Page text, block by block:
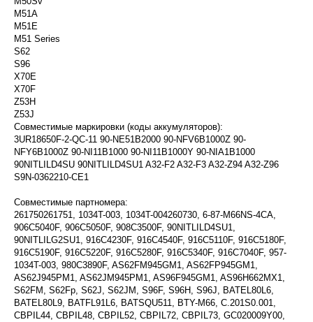
M51A
M51E
M51 Series
S62
S96
X70E
X70F
Z53H
Z53J
Совместимые маркировки (коды аккумуляторов):
3UR18650F-2-QC-11 90-NE51B2000 90-NFV6B1000Z 90-
NFY6B1000Z 90-NI11B1000 90-NI11B1000Y 90-NIA1B1000
90NITLILD4SU 90NITLILD4SU1 A32-F2 A32-F3 A32-Z94 A32-Z96
S9N-0362210-CE1
Совместимые партномера:
261750261751, 1034T-003, 1034T-004260730, 6-87-M66NS-4CA,
906C5040F, 906C5050F, 908C3500F, 90NITLILD4SU1,
90NITLILG2SU1, 916C4230F, 916C4540F, 916C5110F, 916C5180F,
916C5190F, 916C5220F, 916C5280F, 916C5340F, 916C7040F, 957-
1034T-003, 980C3890F, AS62FM945GM1, AS62FP945GM1,
AS62J945PM1, AS62JM945PM1, AS96F945GM1, AS96H662MX1,
S62FM, S62Fp, S62J, S62JM, S96F, S96H, S96J, BATEL80L6,
BATEL80L9, BATFL91L6, BATSQU511, BTY-M66, C.201S0.001,
CBPIL44, CBPIL48, CBPIL52, CBPIL72, CBPIL73, GC020009Y00,